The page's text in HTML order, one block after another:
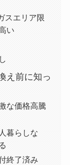
スエリア限
い
え前に知っ
な価格高騰
暮らしな
終了済み